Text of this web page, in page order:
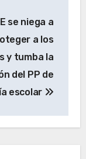
se niega a
a los
y tumba la
del PP de
escolar